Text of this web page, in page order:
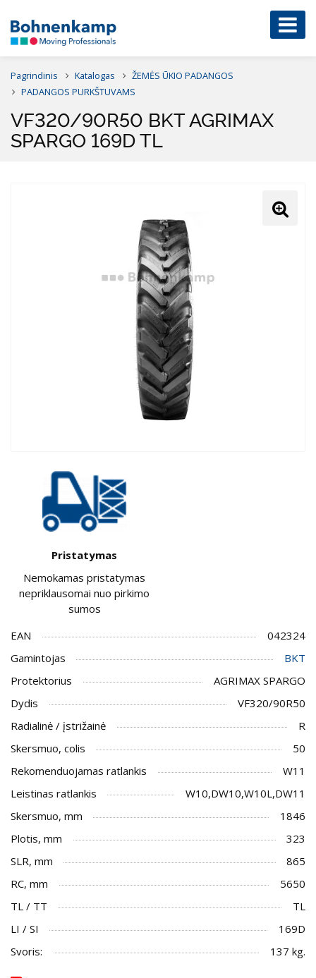
Pagrindinis Katalogas
ŽEMĖS ŪKIO PADANGOS
PADANGOS PURKŠTUVAMS
VF320/90R50 BKT AGRIMAX
SPARGO 169D TL
Pristatymas
Nemokamas pristatymas
nepriklausomai nuo pirkimo
sumos
EAN
042324
Gamintojas
BKT
Protektorius
AGRIMAX SPARGO
Dydis
VF320/90R50
Radialinė / įstrižainė
R
Skersmuo, colis
50
Rekomenduojamas ratlankis
W11
Leistinas ratlankis
W10,DW10,W10L,DW11
Skersmuo, mm
1846
Plotis, mm
323
SLR, mm
865
RC, mm
5650
TL / TT
TL
LI / SI
169D
Svoris:
137 kg.